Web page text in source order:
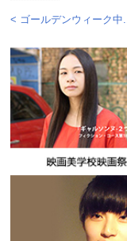
< ゴールデンウィーク中...